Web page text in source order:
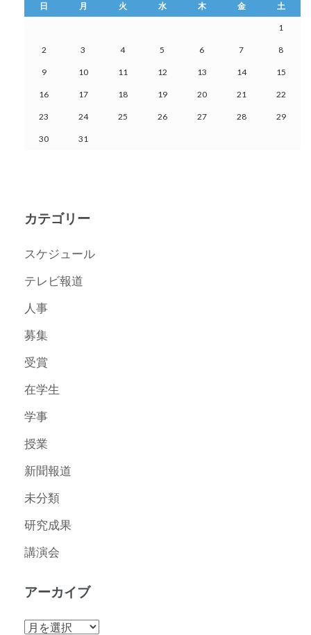
日 月 火 水 木 金 土
1
2 3 4 5 6 7 8
9 10 11 12 13 14 15
16 17 18 19 20 21 22
23 24 25 26 27 28 29
30 31
カテゴリー
スケジュール
テレビ報道
人事
募集
受賞
在学生
学事
授業
新聞報道
未分類
研究成果
講演会
アーカイブ
ア